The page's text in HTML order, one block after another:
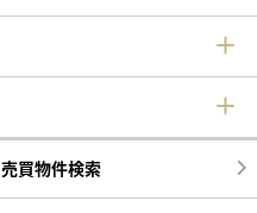
売買物件検索